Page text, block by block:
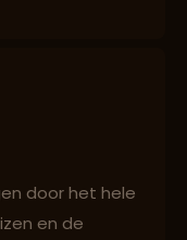
door het hele
en de